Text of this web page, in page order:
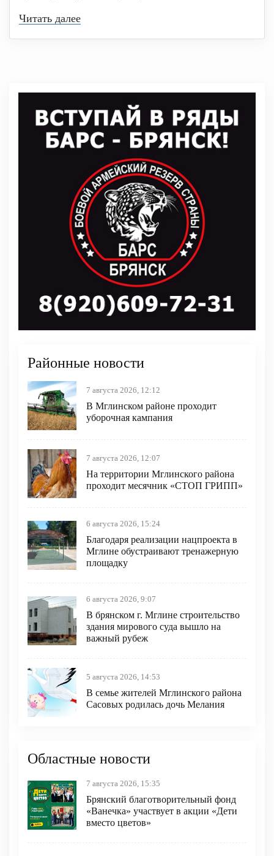
Читать далее
Районные новости
7 августа 2026, 12:12
В Мглинском районе проходит
уборочная кампания
7 августа 2026, 12:07
На территории Мглинского района
проходит месячник «СТОП ГРИПП»
6 августа 2026, 15:24
Благодаря реализации нацпроекта в
Мглине обустраивают тренажерную
площадку
6 августа 2026, 9:07
В брянском г. Мглине строительство
здания мирового суда вышло на
важный рубеж
5 августа 2026, 14:53
В семье жителей Мглинского района
Сасовых родилась дочь Мелания
Областные новости
7 августа 2026, 15:35
Брянский благотворительный фонд
«Ванечка» участвует в акции «Дети
вместо цветов»